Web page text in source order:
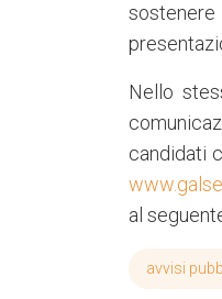
sostenere
Nello
candidati
al
avvisi